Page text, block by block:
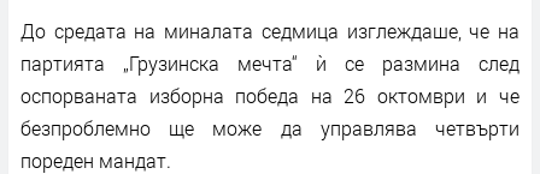
До средата на миналата седмица изглеждаше, че на
партията „Грузинска мечта“ ѝ се размина след
оспорваната изборна победа на 26 октомври и че
безпроблемно ще може да управлява четвърти
пореден мандат.